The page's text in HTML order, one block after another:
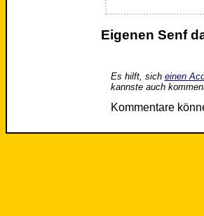
Eigenen Senf
Es hilft, sich einen
kannste auch
Kommentare